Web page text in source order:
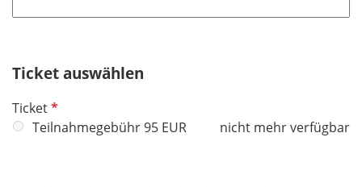
t
l
Ticket auswählen
TicketP
f
Teilnahmegebühr 95 EUR nicht mehr verfügbar